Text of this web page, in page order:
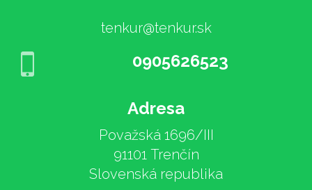
tenkur@tenkur.sk
0905626523
Adresa
Považská 1696/III
91101 Trenčín
Slovenská republika